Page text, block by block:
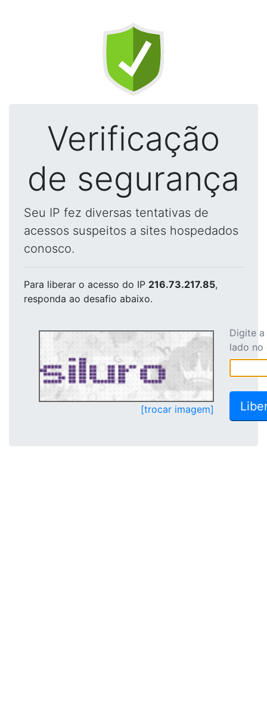
Verificação
de segurança
Seu IP fez diversas tentativas de
acessos suspeitos a sites hospedados
conosco.
Para liberar o acesso do IP 216.73.217.85,
responda ao desafio abaixo.
[trocar imagem]
Digite
lado no